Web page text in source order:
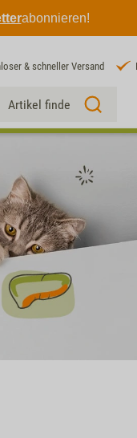
abonnieren!
& schneller Versand
Suche 1